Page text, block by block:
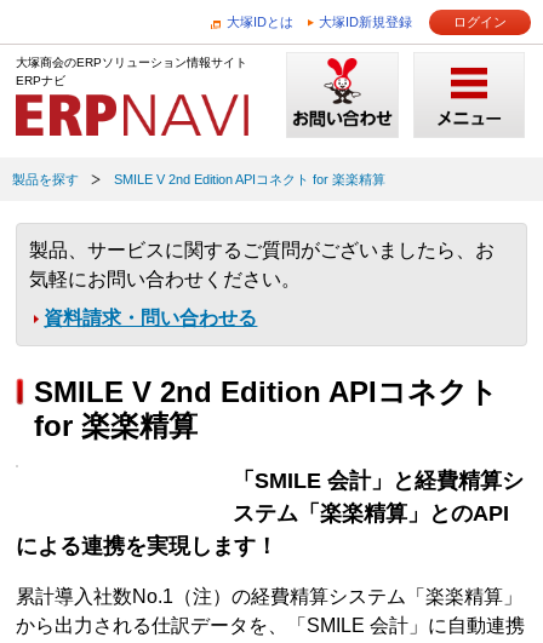
大塚IDとは 大塚ID新規登録 ログイン
大塚商会のERPソリューション情報サイト
ERPナビ
製品を探す SMILE V 2nd Edition APIコネクト for 楽楽精算
製品、サービスに関するご質問がございましたら、お
気軽にお問い合わせください。
資料請求・問い合わせる
SMILE V 2nd Edition APIコネクト
for 楽楽精算
「SMILE 会計」と経費精算シ
ステム「楽楽精算」とのAPI
による連携を実現します！
累計導入社数No.1（注）の経費精算システム「楽楽精算」
から出力される仕訳データを、「SMILE 会計」に自動連携